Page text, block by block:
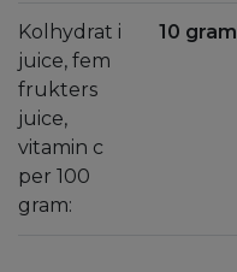
Kolhydrat i
juice, fem
frukters
juice,
vitamin c
per 100
gram:
10 gram